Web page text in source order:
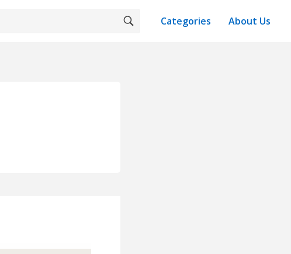
About Us
Categories